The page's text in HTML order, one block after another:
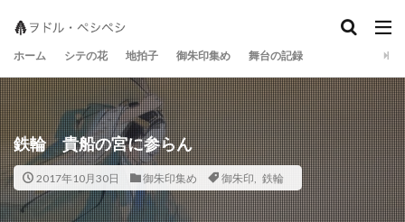
ホーム シテの花 地拍子 御朱印集め 舞台の記録
鉄輪 貴船の宮に参らん
2017年10月30日 御朱印集め 御朱印 鉄輪
地拍子 シテの花 宝生流